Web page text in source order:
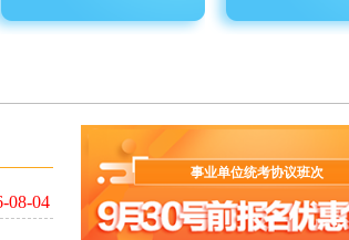
08-04
事业单位统考协议班次